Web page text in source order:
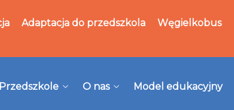
Adaptacja do przedszkola Węgielkobus
Przedszkole O nas Model edukacyjny